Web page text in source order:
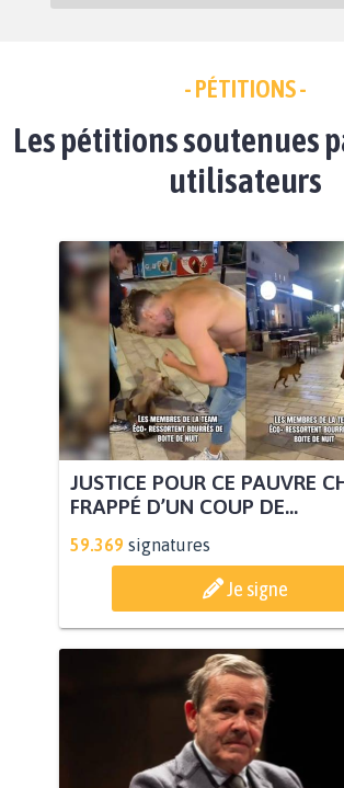
- PÉTITIONS -
Les pétitions soutenues
utilisateurs
JUSTICE POUR CE PAUVRE
FRAPPÉ D’UN COUP DE...
59.369 signatures
Je signe